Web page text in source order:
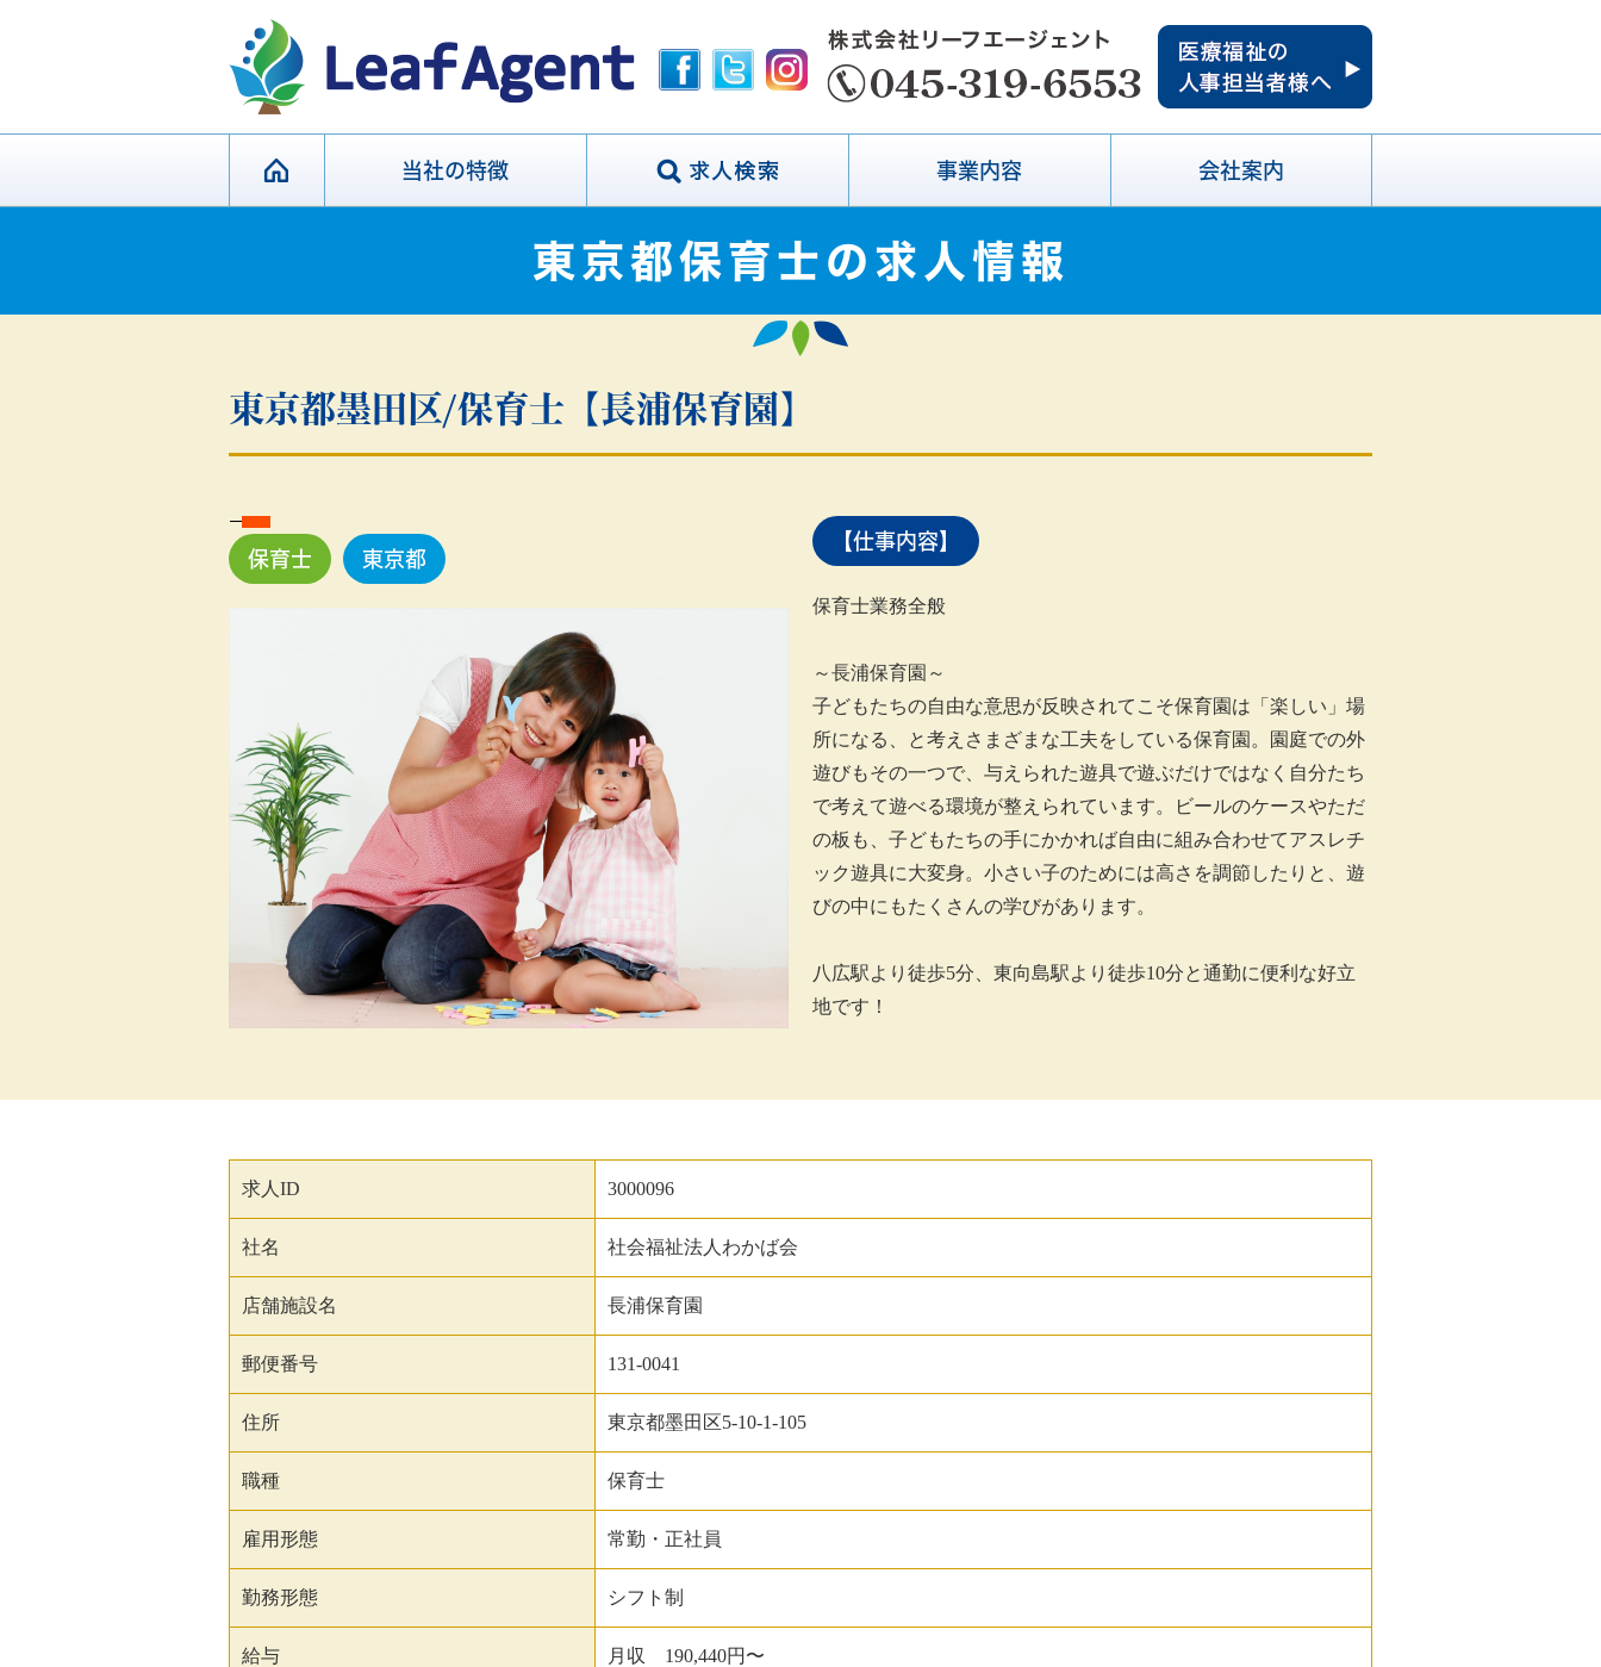
当社の特徴 事業内容 会社案内
東京都保育士の求人情報
東京都墨田区/保育士【長浦保育園】
保育士 東京都
【仕事内容】
保育士業務全般
～長浦保育園～
子どもたちの自由な意思が反映されてこそ保育園は「楽しい」場
所になる、と考えさまざまな工夫をしている保育園。園庭での外
遊びもその一つで、与えられた遊具で遊ぶだけではなく自分たち
で考えて遊べる環境が整えられています。ビールのケースやただ
の板も、子どもたちの手にかかれば自由に組み合わせてアスレチ
ック遊具に大変身。小さい子のためには高さを調節したりと、遊
びの中にもたくさんの学びがあります。
八広駅より徒歩5分、東向島駅より徒歩10分と通勤に便利な好立
地です！
求人ID 3000096
社名 社会福祉法人わかば会
店舗施設名 長浦保育園
郵便番号 131-0041
住所 東京都墨田区5-10-1-105
職種 保育士
雇用形態 常勤・正社員
勤務形態 シフト制
給与 月収 190,440円〜